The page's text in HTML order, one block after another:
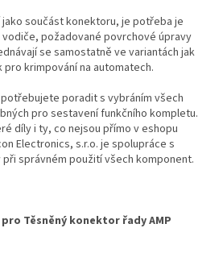
součást konektoru, je potřeba je
požadované povrchové úpravy
se samostatně ve variantách jak
krimpování na automatech.
poradit s vybráním všech
pro sestavení funkčního kompletu.
díly i ty, co nejsou přímo v eshopu
Electronics, s.r.o. je spolupráce s
správném použití všech komponent.
Těsněný konektor řady AMP